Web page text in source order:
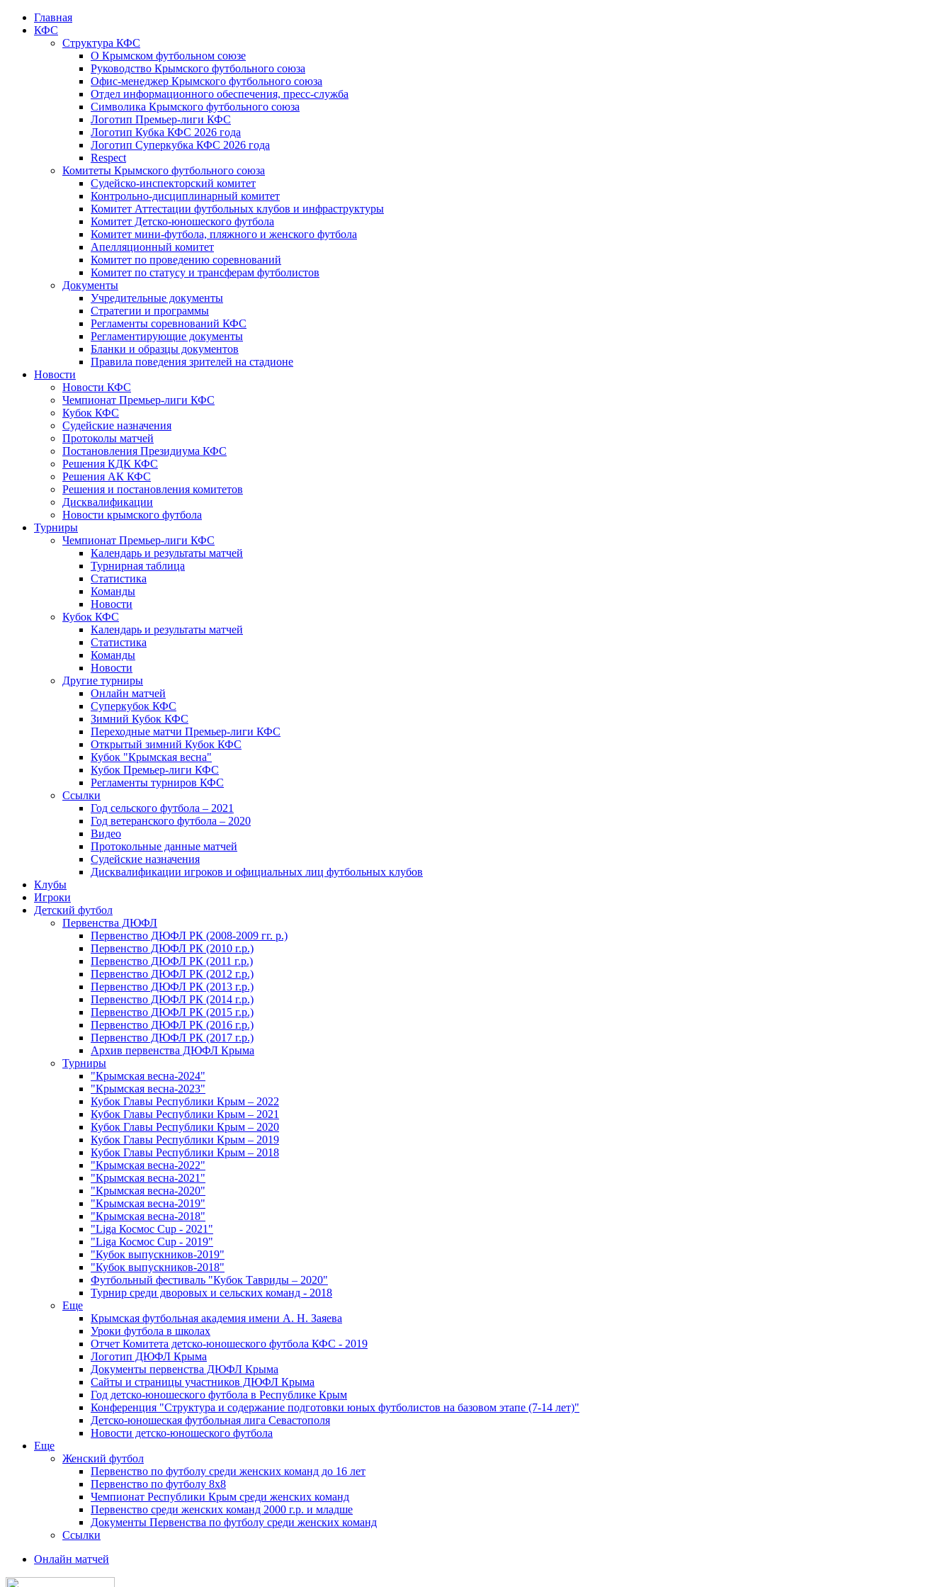
Главная
КФС
Структура КФС
О Крымском футбольном союзе
Руководство Крымского футбольного союза
Офис-менеджер Крымского футбольного союза
Отдел информационного обеспечения, пресс-служба
Символика Крымского футбольного союза
Логотип Премьер-лиги КФС
Логотип Кубка КФС 2026 года
Логотип Суперкубка КФС 2026 года
Respect
Комитеты Крымского футбольного союза
Судейско-инспекторский комитет
Контрольно-дисциплинарный комитет
Комитет Аттестации футбольных клубов и инфраструктуры
Комитет Детско-юношеского футбола
Комитет мини-футбола, пляжного и женского футбола
Апелляционный комитет
Комитет по проведению соревнований
Комитет по статусу и трансферам футболистов
Документы
Учредительные документы
Стратегии и программы
Регламенты соревнований КФС
Регламентирующие документы
Бланки и образцы документов
Правила поведения зрителей на стадионе
Новости
Новости КФС
Чемпионат Премьер-лиги КФС
Кубок КФС
Судейские назначения
Протоколы матчей
Постановления Президиума КФС
Решения КДК КФС
Решения АК КФС
Решения и постановления комитетов
Дисквалификации
Новости крымского футбола
Турниры
Чемпионат Премьер-лиги КФС
Календарь и результаты матчей
Турнирная таблица
Статистика
Команды
Новости
Кубок КФС
Календарь и результаты матчей
Статистика
Команды
Новости
Другие турниры
Онлайн матчей
Суперкубок КФС
Зимний Кубок КФС
Переходные матчи Премьер-лиги КФС
Открытый зимний Кубок КФС
Кубок "Крымская весна"
Кубок Премьер-лиги КФС
Регламенты турниров КФС
Ссылки
Год сельского футбола – 2021
Год ветеранского футбола – 2020
Видео
Протокольные данные матчей
Судейские назначения
Дисквалификации игроков и официальных лиц футбольных клубов
Клубы
Игроки
Детский футбол
Первенства ДЮФЛ
Первенство ДЮФЛ РК (2008-2009 гг. р.)
Первенство ДЮФЛ РК (2010 г.р.)
Первенство ДЮФЛ РК (2011 г.р.)
Первенство ДЮФЛ РК (2012 г.р.)
Первенство ДЮФЛ РК (2013 г.р.)
Первенство ДЮФЛ РК (2014 г.р.)
Первенство ДЮФЛ РК (2015 г.р.)
Первенство ДЮФЛ РК (2016 г.р.)
Первенство ДЮФЛ РК (2017 г.р.)
Архив первенства ДЮФЛ Крыма
Турниры
"Крымская весна-2024"
"Крымская весна-2023"
Кубок Главы Республики Крым – 2022
Кубок Главы Республики Крым – 2021
Кубок Главы Республики Крым – 2020
Кубок Главы Республики Крым – 2019
Кубок Главы Республики Крым – 2018
"Крымская весна-2022"
"Крымская весна-2021"
"Крымская весна-2020"
"Крымская весна-2019"
"Крымская весна-2018"
"Liga Космос Cup - 2021"
"Liga Космос Cup - 2019"
"Кубок выпускников-2019"
"Кубок выпускников-2018"
Футбольный фестиваль "Кубок Тавриды – 2020"
Турнир среди дворовых и сельских команд - 2018
Еще
Крымская футбольная академия имени А. Н. Заяева
Уроки футбола в школах
Отчет Комитета детско-юношеского футбола КФС - 2019
Логотип ДЮФЛ Крыма
Документы первенства ДЮФЛ Крыма
Сайты и страницы участников ДЮФЛ Крыма
Год детско-юношеского футбола в Республике Крым
Конференция "Структура и содержание подготовки юных футболистов на базовом этапе (7-14 лет)"
Детско-юношеская футбольная лига Севастополя
Новости детско-юношеского футбола
Еще
Женский футбол
Первенство по футболу среди женских команд до 16 лет
Первенство по футболу 8х8
Чемпионат Республики Крым среди женских команд
Первенство среди женских команд 2000 г.р. и младше
Документы Первенства по футболу среди женских команд
Ссылки
Онлайн матчей